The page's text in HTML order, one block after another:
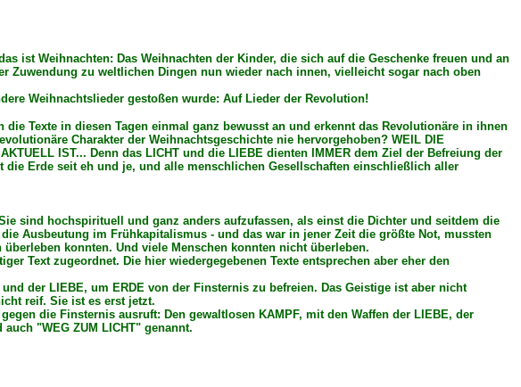
ist Weihnachten: Das Weihnachten der Kinder, die sich auf die Geschenke freuen und an
Zuwendung zu weltlichen Dingen nun wieder nach innen, vielleicht sogar nach oben
Weihnachtslieder gestoßen wurde: Auf Lieder der Revolution!
Texte in diesen Tagen einmal ganz bewusst an und erkennt das Revolutionäre in ihnen
Charakter der Weihnachtsgeschichte nie hervorgehoben? WEIL DIE
AKTUELL IST... Denn das LICHT und die LIEBE dienten IMMER dem Ziel der Befreiung der
die Erde seit eh und je, und alle menschlichen Gesellschaften einschließlich aller
sind hochspirituell und ganz anders aufzufassen, als einst die Dichter und seitdem die
Ausbeutung im Frühkapitalismus - und das war in jener Zeit die größte Not, mussten
konnten. Und viele Menschen konnten nicht überleben.
Text zugeordnet. Die hier wiedergegebenen Texte entsprechen aber eher den
der LIEBE, um ERDE von der Finsternis zu befreien. Das Geistige ist aber nicht
reif. Sie ist es erst jetzt.
die Finsternis ausruft: Den gewaltlosen KAMPF, mit den Waffen der LIEBE, der
"WEG ZUM LICHT" genannt.